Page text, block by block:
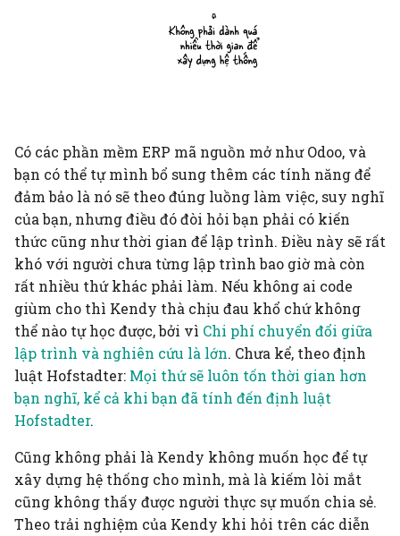
người nhức đầu
khác ý kiến về suy
của họ
Về mặt nhận thức, con
người tương lai của
mình không liên quan
đến mình
Tìm kiếm thông tin
Trong thực tế thì lý
thuyết và thực tế khác
những lỗi vặt đó trước khi
hỏi ý kiến khách hàng
không
Chỉ số
Kiểm định giả thuyết
Nghiên cứu, tìm ý
tưởng
Quan niệm, thái độ,
hành vi của người dùng
Có các phần mềm ERP mã nguồn mở như Odoo, và
bạn có thể tự mình bổ sung thêm các tính năng để
đảm bảo là nó sẽ theo đúng luồng làm việc, suy nghĩ
của bạn, nhưng điều đó đòi hỏi bạn phải có kiến
thức cũng như thời gian để lập trình. Điều này sẽ rất
khó với người chưa từng lập trình bao giờ mà còn
rất nhiều thứ khác phải làm. Nếu không ai code
giùm cho thì Kendy thà chịu đau khổ chứ không
thể nào tự học được, bởi vì Chi phí chuyển đổi giữa
lập trình và nghiên cứu là lớn. Chưa kể, theo định
luật Hofstadter: Mọi thứ sẽ luôn tốn thời gian hơn
bạn nghĩ, kể cả khi bạn đã tính đến định luật
Hofstadter.
Cũng không phải là Kendy không muốn học để tự
xây dựng hệ thống cho mình, mà là kiếm lòi mắt
cũng không thấy được người thực sự muốn chia sẻ.
Theo trải nghiệm của Kendy khi hỏi trên các diễn